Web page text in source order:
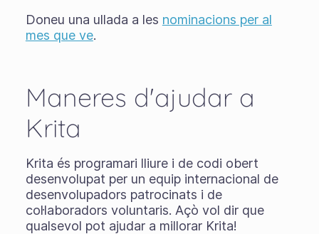
Doneu una ullada a les nominacions per al
mes que ve.
Maneres d'ajudar a
Krita
Krita és programari lliure i de codi obert
desenvolupat per un equip internacional de
desenvolupadors patrocinats i de
col·laboradors voluntaris. Açò vol dir que
qualsevol pot ajudar a millorar Krita!